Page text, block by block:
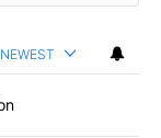
NEWEST